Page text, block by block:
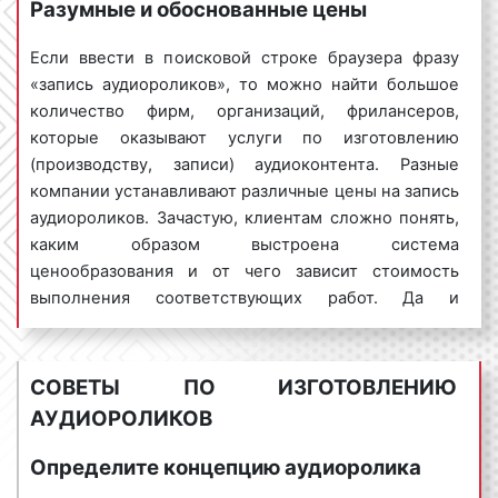
относятся:
1) разработка сценария или концепции
аудиоматериала;
3) монтаж записанного материала, наложение
дополнительных звуков, музыки при
необходимости;
4) согласование аудиоролика с заказчиком и
корректировка аудиоматериала при
необходимости.
Каждый аудиоролик является уникальным и
неповторимым. Следовательно, и процесс его
создания также является уникальным и
вопросу о том, каков будет процесс (алгоритм)
Разумные и обоснованные цены
Если ввести в поисковой строке браузера фразу
«запись аудиороликов», то можно найти большое
количество фирм, организаций, фрилансеров,
которые оказывают услуги по изготовлению
(производству, записи) аудиоконтента. Разные
компании устанавливают различные цены на запись
аудиороликов. Зачастую, клиентам сложно понять,
каким образом выстроена система
ценообразования и от чего зависит стоимость
выполнения соответствующих работ. Да и
специалисты многих компаний при обращении к
ним не всегда смогут объяснить, от чего зависит
цена на запись аудиоконтента и почему тот или
конкурентов. Таким образом, ввиду непрозрачности
ценообразования у клиента может возникнуть
недоверие или закрасться сомнение в честности и
СОВЕТЫ ПО ИЗГОТОВЛЕНИЮ
АУДИОРОЛИКОВ
Определите концепцию аудиоролика